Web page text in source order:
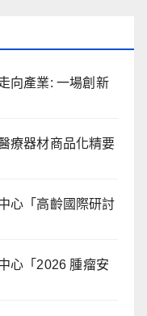
向產業: ⼀場創新
療器材商品化精要
心「高齡國際研討
心「2026 腫瘤安